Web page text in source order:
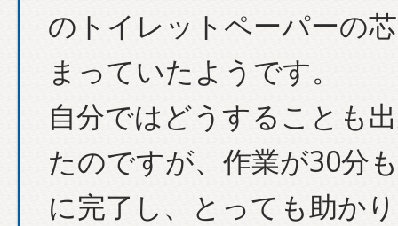
のトイレットペーパーの
まっていたようです。
自分ではどうすることも
たのですが、作業が30分
に完了し、とっても助か